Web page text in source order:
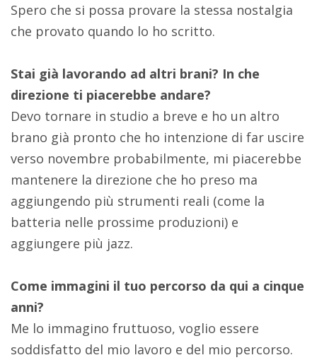
Spero che si possa provare la stessa nostalgia
che provato quando lo ho scritto.
Stai già lavorando ad altri brani? In che
direzione ti piacerebbe andare?
Devo tornare in studio a breve e ho un altro
brano già pronto che ho intenzione di far uscire
verso novembre probabilmente, mi piacerebbe
mantenere la direzione che ho preso ma
aggiungendo più strumenti reali (come la
batteria nelle prossime produzioni) e
aggiungere più jazz.
Come immagini il tuo percorso da qui a cinque
anni?
Me lo immagino fruttuoso, voglio essere
soddisfatto del mio lavoro e del mio percorso.